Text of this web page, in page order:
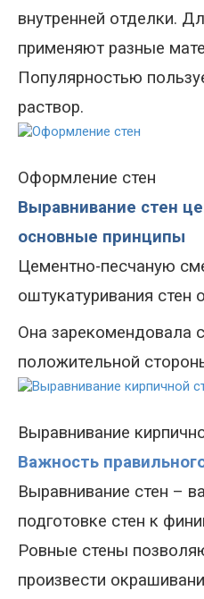
внутренней отделки.
применяют разные
Популярностью
раствор.
Оформление стен
Выравнивание стен
основные принципы
Цементно-песчаную
оштукатуривания стен
Она зарекомендовала
положительной
Выравнивание
Важность
Выравнивание стен –
подготовке стен к
Ровные стены
произвести